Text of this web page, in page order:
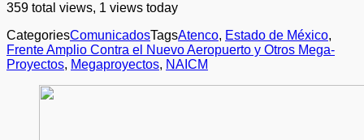
359 total views, 1 views today
CategoriesComunicadosTagsAtenco, Estado de México,
Frente Amplio Contra el Nuevo Aeropuerto y Otros Mega-
Proyectos, Megaproyectos, NAICM